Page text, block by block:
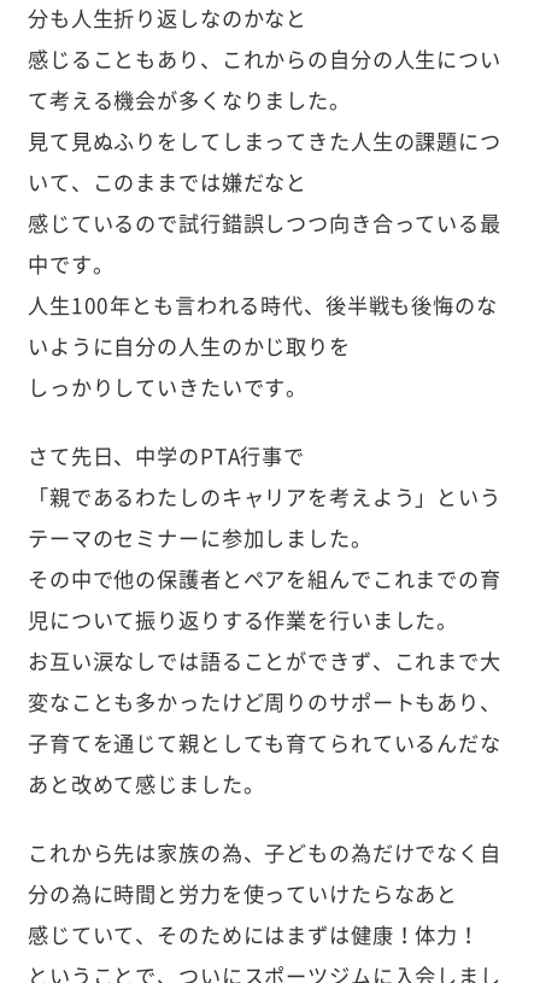
分も人生折り返しなのかなと
感じることもあり、これからの自分の人生につい
て考える機会が多くなりました。
見て見ぬふりをしてしまってきた人生の課題につ
いて、このままでは嫌だなと
感じているので試行錯誤しつつ向き合っている最
中です。
人生100年とも言われる時代、後半戦も後悔のな
いように自分の人生のかじ取りを
しっかりしていきたいです。
さて先日、中学のPTA行事で
「親であるわたしのキャリアを考えよう」という
テーマのセミナーに参加しました。
その中で他の保護者とペアを組んでこれまでの育
児について振り返りする作業を行いました。
お互い涙なしでは語ることができず、これまで大
変なことも多かったけど周りのサポートもあり、
子育てを通じて親としても育てられているんだな
あと改めて感じました。
これから先は家族の為、子どもの為だけでなく自
分の為に時間と労力を使っていけたらなあと
感じていて、そのためにはまずは健康！体力！
ということで、ついにスポーツジムに入会しまし